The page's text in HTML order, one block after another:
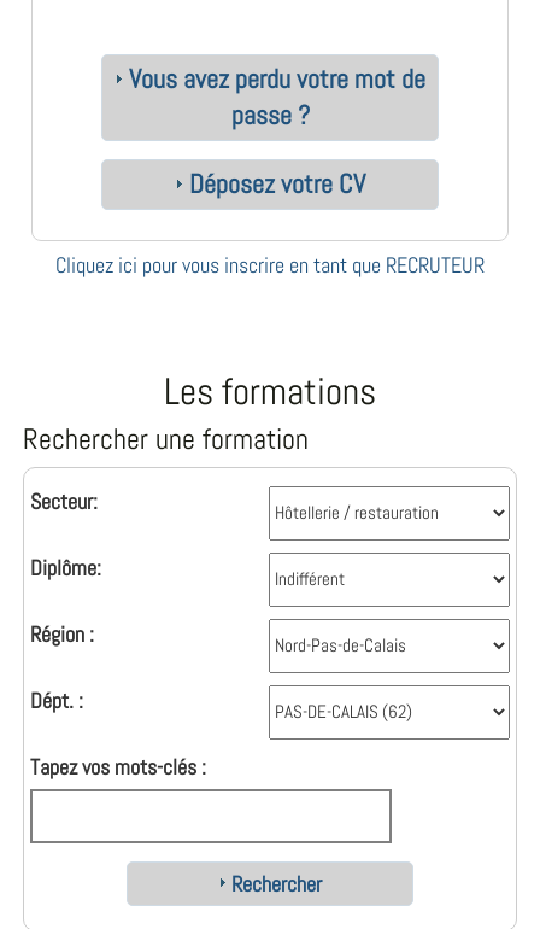
Vous avez perdu votre mot de
passe ?
Déposez votre CV
Cliquez ici pour vous inscrire en tant que RECRUTEUR
Les formations
Rechercher une formation
Secteur:
Diplôme:
Région :
Dépt. :
Tapez vos mots-clés :
Rechercher